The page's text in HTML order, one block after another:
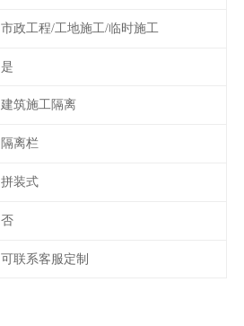
市政工程/工地施工/临时施工
是
建筑施工隔离
隔离栏
拼装式
否
可联系客服定制